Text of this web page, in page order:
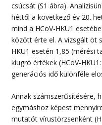
csúcsát (S1 ábra).
héttől a következő év 20.
mind a HCoV-HKU1
között érte el. A vizsgált öt
HKU1 esetén 1,85 (mérési
kiugró értékek (HCoV-
generációs idő különféle
Annak számszerűsítésére,
egymáshoz képest
mutatót vírustörzsenként